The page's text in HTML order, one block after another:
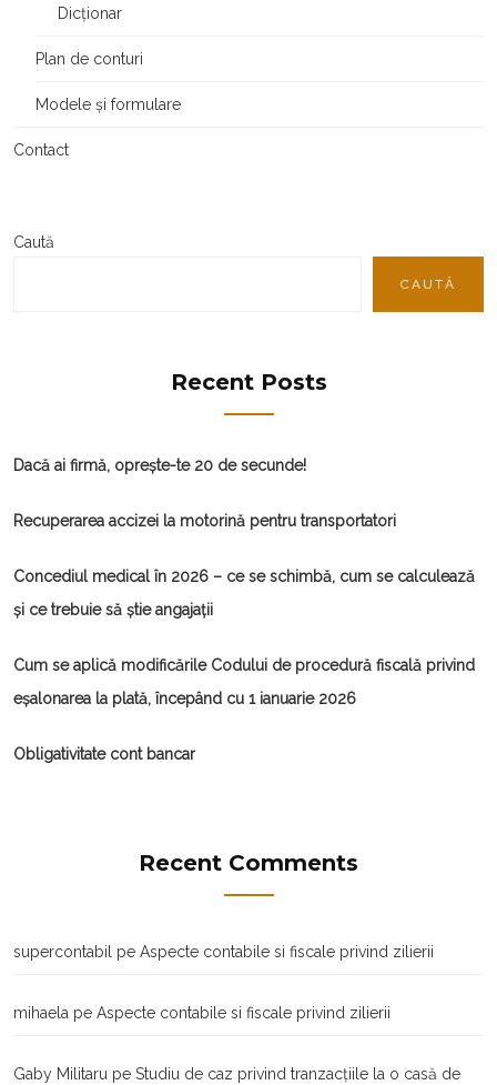
Dicționar
Plan de conturi
Modele și formulare
Contact
Caută
CAUTĂ
Recent Posts
Dacă ai firmă, oprește-te 20 de secunde!
Recuperarea accizei la motorină pentru transportatori
Concediul medical în 2026 – ce se schimbă, cum se calculează
și ce trebuie să știe angajații
Cum se aplică modificările Codului de procedură fiscală privind
eșalonarea la plată, începând cu 1 ianuarie 2026
Obligativitate cont bancar
Recent Comments
supercontabil pe Aspecte contabile si fiscale privind zilierii
mihaela pe Aspecte contabile si fiscale privind zilierii
Gaby Militaru pe Studiu de caz privind tranzacţiile la o casă de